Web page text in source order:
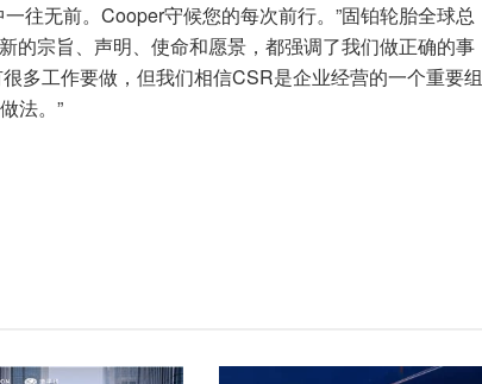
往无前。Cooper守候您的每次前行。”固铂轮胎全球总
的宗旨、声明、使命和愿景，都强调了我们做正确的事
多工作要做，但我们相信CSR是企业经营的一个重要组
法。”